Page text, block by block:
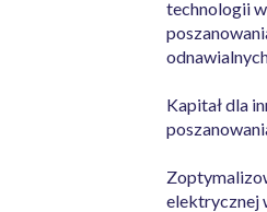
technologii
Kapitał dla
elektrycznej